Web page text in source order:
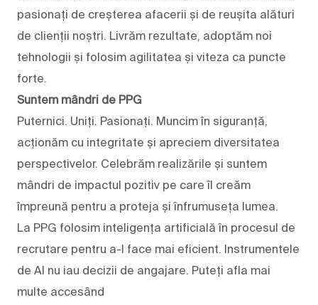
pasionați de creșterea afacerii și de reușita alături
de clienții noștri. Livrăm rezultate, adoptăm noi
tehnologii și folosim agilitatea și viteza ca puncte
forte.
Suntem mândri de PPG
Puternici. Uniți. Pasionați. Muncim în siguranță,
acționăm cu integritate și apreciem diversitatea
perspectivelor. Celebrăm realizările și suntem
mândri de impactul pozitiv pe care îl creăm
împreună pentru a proteja și înfrumuseța lumea.
La PPG folosim inteligența artificială în procesul de
recrutare pentru a-l face mai eficient. Instrumentele
de AI nu iau decizii de angajare. Puteți afla mai
multe accesând